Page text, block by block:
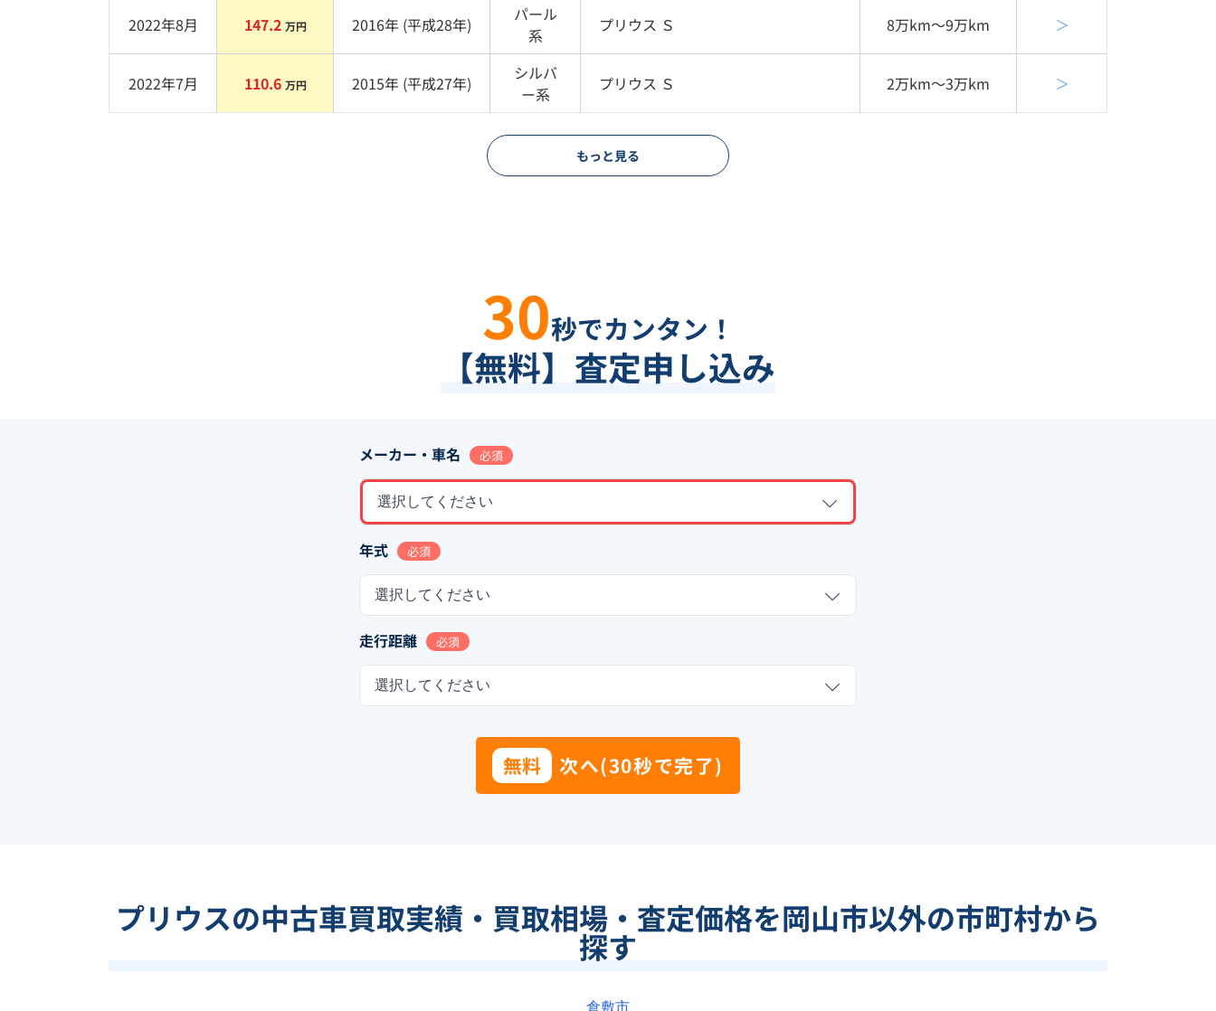
2022年8月 147.2 万円 2016年 (平成28年)
パール
系
プリウス Ｓ 8万km〜9万km ＞
2022年7月 110.6 万円 2015年 (平成27年)
シルバ
ー系 プリウス Ｓ 2万km〜3万km ＞
もっと見る
30秒でカンタン！
【無料】査定申し込み
メーカー・車名 必須
選択してください
年式 必須
選択してください
走行距離 必須
選択してください
無料 次へ(30秒で完了)
プリウスの中古車買取実績・買取相場・査定価格を岡山市以外の市町村から
探す
倉敷市